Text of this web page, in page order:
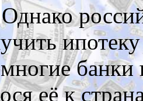
Однако
её к